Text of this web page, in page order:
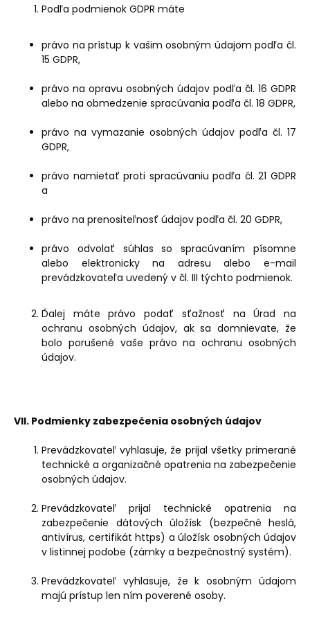
Podľa podmienok GDPR máte
právo na prístup k vašim osobným údajom podľa čl.
15 GDPR,
právo na opravu osobných údajov podľa čl. 16 GDPR
alebo na obmedzenie spracúvania podľa čl. 18 GDPR,
právo na vymazanie osobných údajov podľa čl. 17
GDPR,
právo namietať proti spracúvaniu podľa čl. 21 GDPR
a
právo na prenositeľnosť údajov podľa čl. 20 GDPR,
právo odvolať súhlas so spracúvaním písomne
alebo elektronicky na adresu alebo e-mail
prevádzkovateľa uvedený v čl. III týchto podmienok.
Ďalej máte právo podať sťažnosť na Úrad na
ochranu osobných údajov, ak sa domnievate, že
bolo porušené vaše právo na ochranu osobných
údajov.
VII. Podmienky zabezpečenia osobných údajov
Prevádzkovateľ vyhlasuje, že prijal všetky primerané
technické a organizačné opatrenia na zabezpečenie
osobných údajov.
Prevádzkovateľ prijal technické opatrenia na
zabezpečenie dátových úložísk (bezpečné heslá,
antivírus, certifikát https) a úložísk osobných údajov
v listinnej podobe (zámky a bezpečnostný systém).
Prevádzkovateľ vyhlasuje, že k osobným údajom
majú prístup len ním poverené osoby.